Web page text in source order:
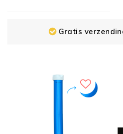
Gratis